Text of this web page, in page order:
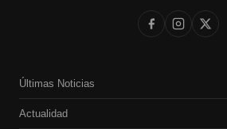
Últimas Noticias
Actualidad